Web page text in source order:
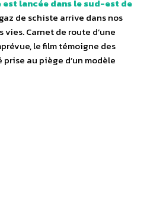
est lancée dans le sud-est de
de schiste arrive dans nos
vies. Carnet de route d’une
le film témoigne des
au piège d’un modèle